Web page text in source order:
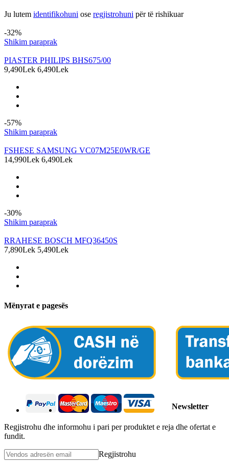
Ju lutem identifikohuni ose regjistrohuni për të rishikuar
-32%
Shikim paraprak
PIASTER PHILIPS BHS675/00
9,490Lek 6,490Lek
-57%
Shikim paraprak
FSHESE SAMSUNG VC07M25E0WR/GE
14,990Lek 6,490Lek
-30%
Shikim paraprak
RRAHESE BOSCH MFQ36450S
7,890Lek 5,490Lek
Mënyrat e pagesës
Newsletter
Regjistrohu dhe informohu i pari per produktet e reja dhe ofertat e
fundit.
Regjistrohu